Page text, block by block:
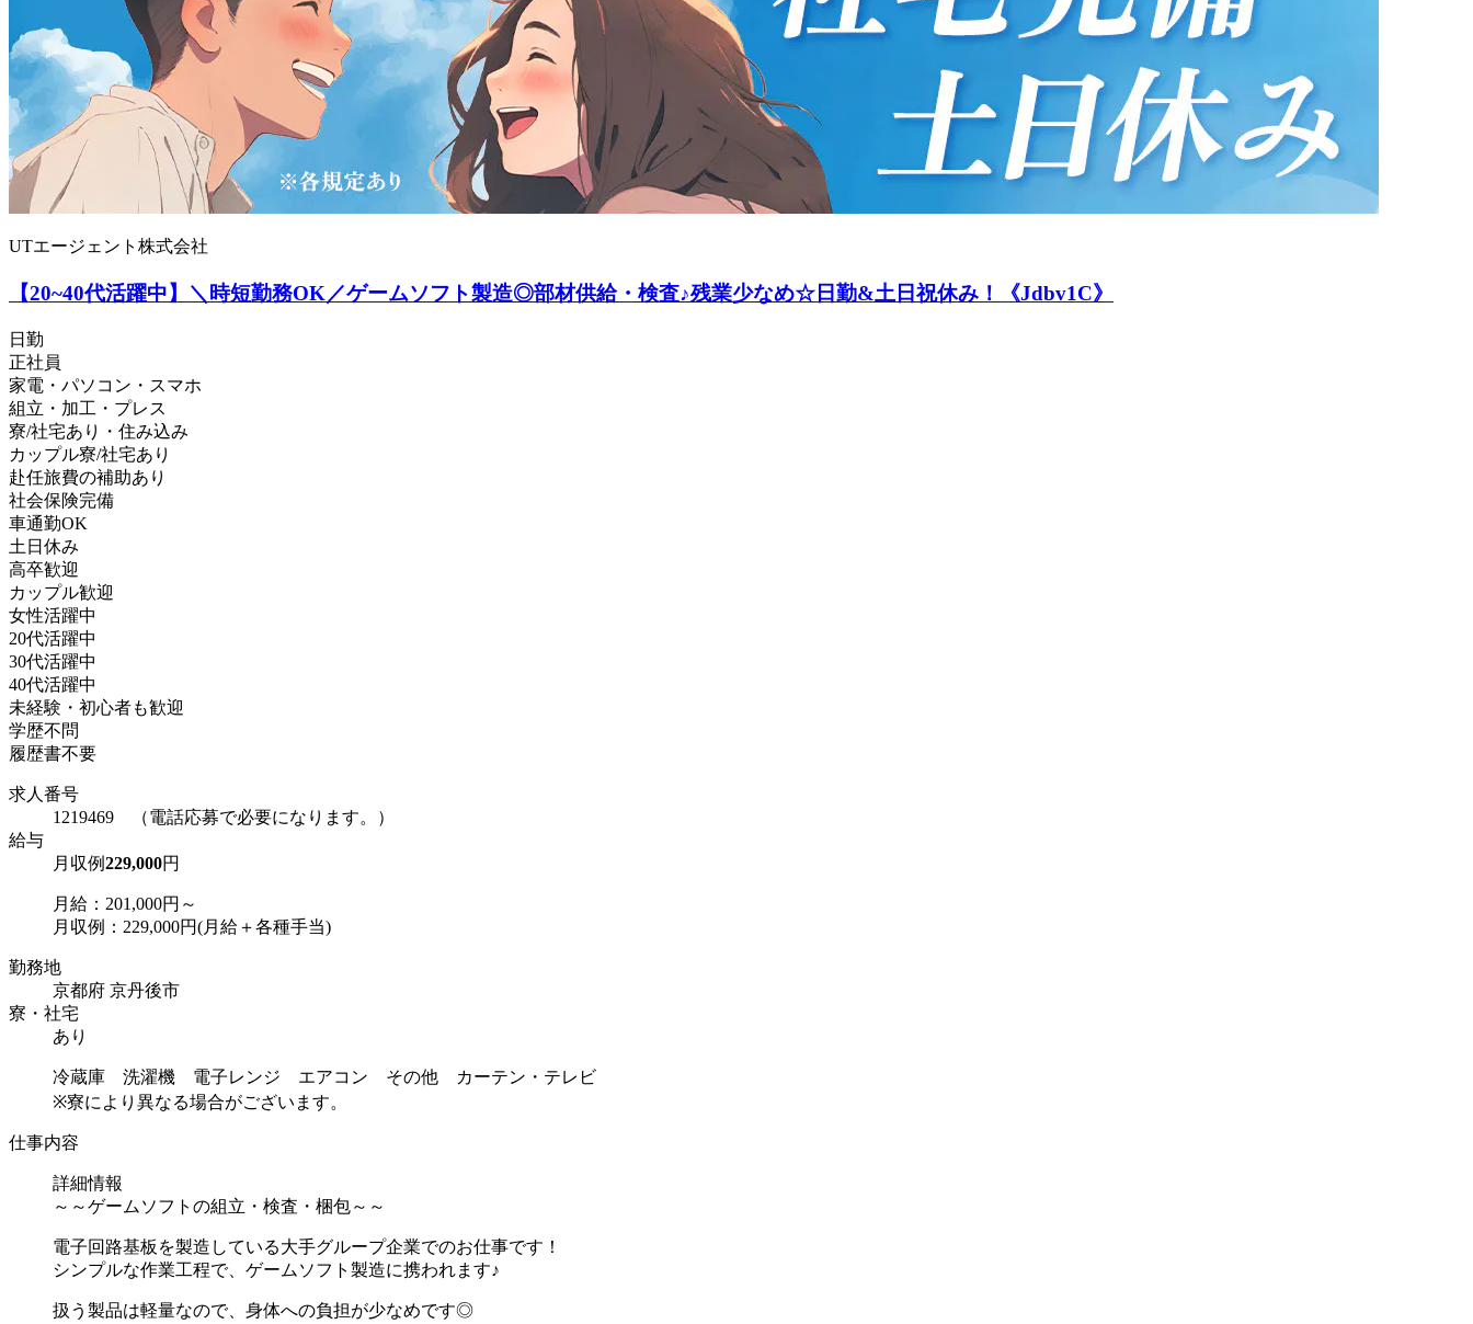
UTエージェント株式会社
【20~40代活躍中】＼時短勤務OK／ゲームソフト製造◎部材供給・検査♪残業少なめ☆日勤&土日祝休み！《Jdbv1C》
日勤
正社員
家電・パソコン・スマホ
組立・加工・プレス
寮/社宅あり・住み込み
カップル寮/社宅あり
赴任旅費の補助あり
社会保険完備
車通勤OK
土日休み
高卒歓迎
カップル歓迎
女性活躍中
20代活躍中
30代活躍中
40代活躍中
未経験・初心者も歓迎
学歴不問
履歴書不要
求人番号
1219469 （電話応募で必要になります。）
給与
月収例229,000円
月給：201,000円～
月収例：229,000円(月給＋各種手当)
勤務地
京都府 京丹後市
寮・社宅
あり
冷蔵庫 洗濯機 電子レンジ エアコン その他 カーテン・テレビ
※寮により異なる場合がございます。
仕事内容
詳細情報
～～ゲームソフトの組立・検査・梱包～～
電子回路基板を製造している大手グループ企業でのお仕事です！
シンプルな作業工程で、ゲームソフト製造に携われます♪
扱う製品は軽量なので、身体への負担が少なめです◎